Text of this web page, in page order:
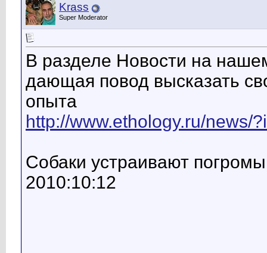
Krass
Super Moderator
В разделе Новости на
дающая повод высказать
опыта
http://www.ethology.ru/news/
Собаки устраивают
2010:10:12